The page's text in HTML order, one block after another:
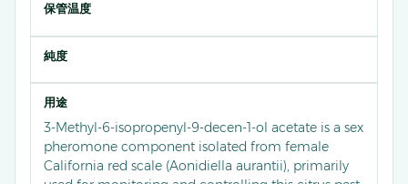
保管温度
純度
用途
3-Methyl-6-isopropenyl-9-decen-1-ol acetate is a sex
pheromone component isolated from female
California red scale (Aonidiella aurantii), primarily